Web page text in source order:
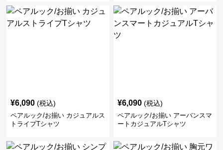
¥6,090 (税込)
ペアルック/お揃い カジュアルス
トライプTシャツ
¥6,090 (税込)
ペアルック/お揃い アーバンスマ
ートカジュアルTシャツ